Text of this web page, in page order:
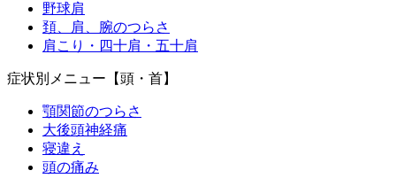
野球肩
頚、肩、腕のつらさ
肩こり・四十肩・五十肩
症状別メニュー【頭・首】
顎関節のつらさ
大後頭神経痛
寝違え
頭の痛み